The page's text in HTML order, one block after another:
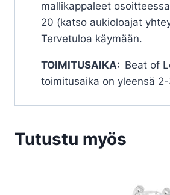
mallikappaleet
20 (katso aukioloajat
Tervetuloa käymään.
TOIMITUSAIKA: Beat of
toimitusaika on yleensä
Tutustu myös